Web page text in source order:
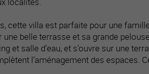
cette villa est parfaite pour une
belle terrasse et sa grande
et salle d’eau, et s'ouvre sur une
l’aménagement des espaces.